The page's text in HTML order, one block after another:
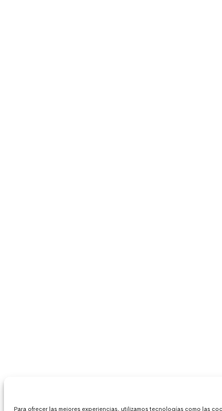
Para ofrecer las mejores experiencias, utilizamos tecnologías como las